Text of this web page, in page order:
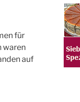
für
waren
auf